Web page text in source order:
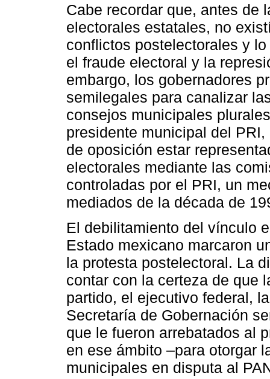
Cabe recordar que, antes de
electorales estatales, no
conflictos postelectorales y
el fraude electoral y la
embargo, los gobernadores
semilegales para canalizar
consejos municipales
presidente municipal del
de oposición estar
electorales mediante las
controladas por el PRI, un
mediados de la década de
El debilitamiento del vínculo
Estado mexicano marcaron
la protesta postelectoral. La
contar con la certeza de que
partido, el ejecutivo federal,
Secretaría de Gobernación
que le fueron arrebatados al
en ese ámbito ‒para otorgar
municipales en disputa al